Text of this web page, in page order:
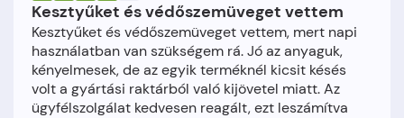
Kesztyűket és védőszemüveget vettem
Kesztyűket és védőszemüveget vettem, mert napi
használatban van szükségem rá. Jó az anyaguk,
kényelmesek, de az egyik terméknél kicsit késés
volt a gyártási raktárból való kijövetel miatt. Az
ügyfélszolgálat kedvesen reagált, ezt leszámítva